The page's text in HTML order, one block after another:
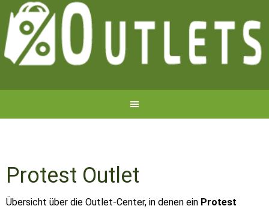
Protest Outlet
Übersicht über die Outlet-Center, in denen ein Protest